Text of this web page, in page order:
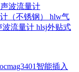
波流量计
（不锈钢） hlw气
波流量计 hlsj外贴式
智能插入